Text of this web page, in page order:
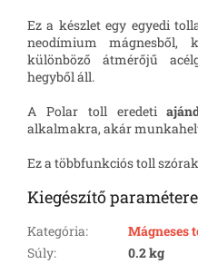
Ez a készlet egy egyedi
neodímium mágnesből,
különböző átmérőjű
hegyből áll.
A Polar toll eredeti
alkalmakra, akár
Ez a többfunkciós toll
Kiegészítő
Kategória:
Mágneses
Súly:
0.2 kg